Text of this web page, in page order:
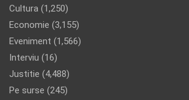
Cultura (1,250)
Economie (3,155)
Eveniment (1,566)
Interviu (16)
Justitie (4,488)
Pe surse (245)